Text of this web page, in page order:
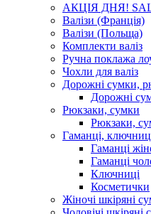
АКЦІЯ ДНЯ!
Валізи (Франція)
Валізи (Польща)
Комплекти валіз
Ручна поклажа
Чохли для валіз
Дорожні сумки,
Дорожні
Рюкзаки, сумки
Рюкзаки,
Гаманці,
Гаманці
Гаманці
Ключниці
Косметички
Жіночі шкіряні